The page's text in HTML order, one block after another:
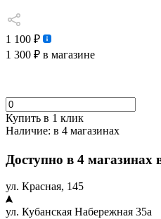
1 100 ₽
1 300 ₽ в магазине
Купить в 1 клик
Наличие: в 4 магазинах
Доступно в 4 магазинах
ул. Красная, 145
ул. Кубанская Набережная 35а